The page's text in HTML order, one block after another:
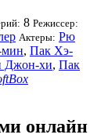
8 Режиссер:
Актеры: Рю
, Пак Хэ-
Джон-хи, Пак
онлайн